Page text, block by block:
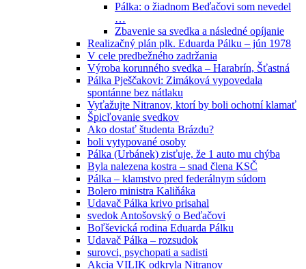
Pálka: o žiadnom Beďačovi som nevedel
…
Zbavenie sa svedka a následné opíjanie
Realizačný plán plk. Eduarda Pálku – jún 1978
V cele predbežného zadržania
Výroba korunného svedka – Harabrín, Šťastná
Pálka Pješčakovi: Zimáková vypovedala
spontánne bez nátlaku
Vyťažujte Nitranov, ktorí by boli ochotní klamať
Špicľovanie svedkov
Ako dostať študenta Brázdu?
boli vytypované osoby
Pálka (Urbánek) zisťuje, že 1 auto mu chýba
Byla nalezena kostra – snad člena KSČ
Pálka – klamstvo pred federálnym súdom
Bolero ministra Kaliňáka
Udavač Pálka krivo prisahal
svedok Antošovský o Beďačovi
Boľševická rodina Eduarda Pálku
Udavač Pálka – rozsudok
surovci, psychopati a sadisti
Akcia VILIK odkryla Nitranov